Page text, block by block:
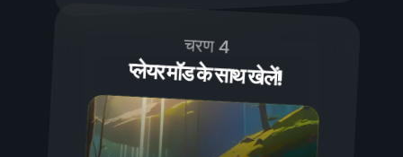
चरण 4
प्लेयर मॉड के साथ खेलें!